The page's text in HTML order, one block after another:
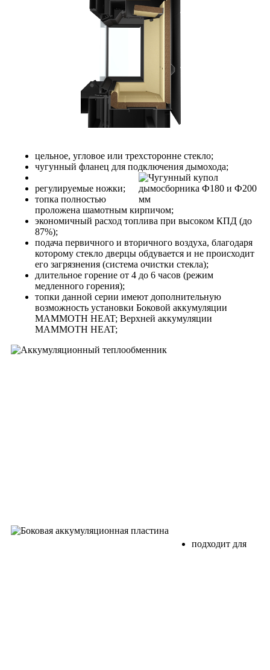
цельное, угловое или трехсторонне стекло;
чугунный фланец для подключения дымохода;
регулируемые ножки;
топка полностью
проложена шамотным кирпичом;
экономичный расход топлива при высоком КПД (до
87%);
подача первичного и вторичного воздуха, благодаря
которому стекло дверцы обдувается и не происходит
его загрязнения (система очистки стекла);
длительное горение от 4 до 6 часов (режим
медленного горения);
топки данной серии имеют дополнительную
возможность установки Боковой аккумуляции
MAMMOTH HEAT; Верхней аккумуляции
MAMMOTH HEAT;
подходит для